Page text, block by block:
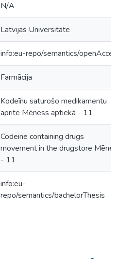
N/A
Latvijas Universitāte
info:eu-repo/semantics/
Farmācija
Kodeīnu saturošo medikamentu
aprite Mēness aptiekā - 11
Codeine containing drugs
movement in the drugstore
- 11
info:eu-
repo/semantics/bachelorThesis